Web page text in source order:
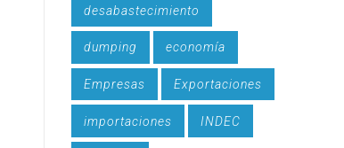
desabastecimiento
dumping economía
Empresas Exportaciones
importaciones INDEC